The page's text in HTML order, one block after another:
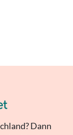
Dann